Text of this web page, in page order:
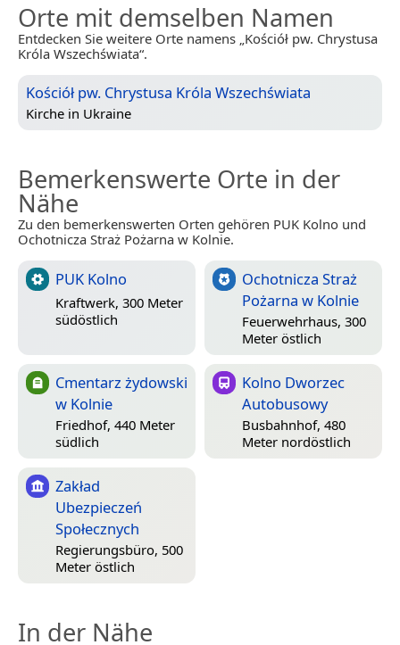
Orte mit demselben Namen
Entdecken Sie weitere Orte namens „Kościół pw. Chrystusa
Króla Wszechświata“.
Kościół pw. Chrystusa Króla Wszechświata
Kirche in Ukraine
Bemerkenswerte Orte in der
Nähe
Zu den bemerkenswerten Orten gehören PUK Kolno und
Ochotnicza Straż Pożarna w Kolnie.
PUK Kolno
Kraftwerk, 300 Meter
südöstlich
Ochotnicza Straż
Pożarna w Kolnie
Feuerwehrhaus, 300
Meter östlich
Cmentarz żydowski
w Kolnie
Friedhof, 440 Meter
südlich
Kolno Dworzec
Autobusowy
Busbahnhof, 480
Meter nordöstlich
Zakład
Ubezpieczeń
Społecznych
Regierungsbüro, 500
Meter östlich
In der Nähe